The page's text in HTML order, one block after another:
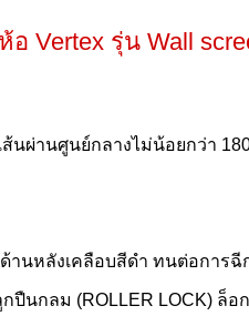
อ Vertex รุ่น Wall
นผ่านศูนย์กลางไม่น้อยกว่า
านหลังเคลือบสีดำ ทนต่อการ
ปืนกลม (ROLLER LOCK)